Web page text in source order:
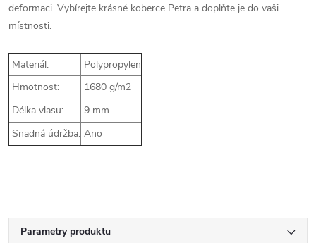
deformaci. Vybírejte krásné koberce Petra a doplňte je do vaši
místnosti.
Materiál:
Polypropylen
Hmotnost:
1680 g/m2
Délka vlasu:
9 mm
Snadná údržba: Ano
Parametry produktu